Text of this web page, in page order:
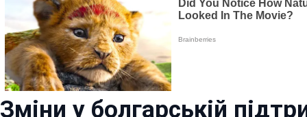
Зміни у болгарській